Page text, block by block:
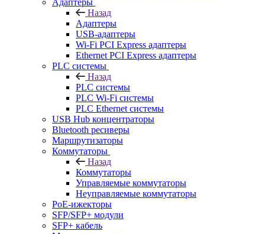
Адаптеры
Назад
Адаптеры
USB-адаптеры
Wi-Fi PCI Express адаптеры
Ethernet PCI Express адаптеры
PLC системы
Назад
PLC системы
PLC Wi-Fi системы
PLC Ethernet системы
USB Hub концентраторы
Bluetooth ресиверы
Маршрутизаторы
Коммутаторы
Назад
Коммутаторы
Управляемые коммутаторы
Неуправляемые коммутаторы
PoE-ижекторы
SFP/SFP+ модули
SFP+ кабель